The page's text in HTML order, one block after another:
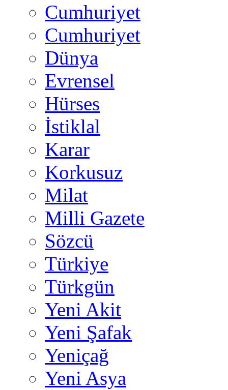
Cumhuriyet
Cumhuriyet
Dünya
Evrensel
Hürses
İstiklal
Karar
Korkusuz
Milat
Milli Gazete
Sözcü
Türkiye
Türkgün
Yeni Akit
Yeni Şafak
Yeniçağ
Yeni Asya